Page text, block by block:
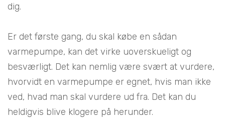
dig.
Er det første gang, du skal købe en sådan
varmepumpe, kan det virke uoverskueligt og
besværligt. Det kan nemlig være svært at vurdere,
hvorvidt en varmepumpe er egnet, hvis man ikke
ved, hvad man skal vurdere ud fra. Det kan du
heldigvis blive klogere på herunder.